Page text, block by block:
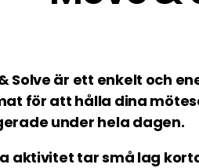
Solve är ett enkelt och
för att hålla dina
under hela dagen.
aktivitet tar små lag